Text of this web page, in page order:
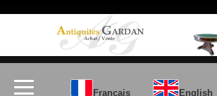
Français English